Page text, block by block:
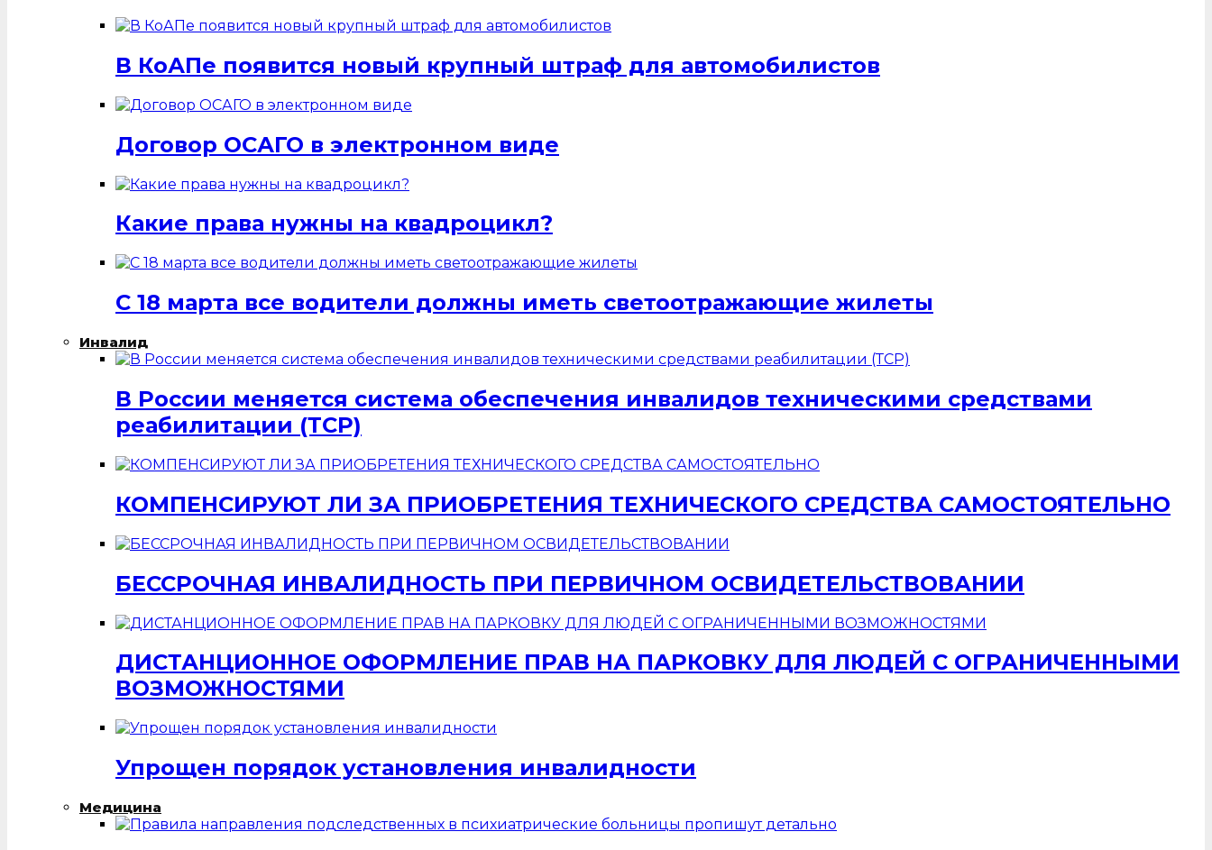
В КоАПе появится новый крупный штраф для автомобилистов
Договор ОСАГО в электронном виде
Какие права нужны на квадроцикл?
С 18 марта все водители должны иметь светоотражающие жилеты
Инвалид
В России меняется система обеспечения инвалидов техническими средствами
реабилитации (ТСР)
КОМПЕНСИРУЮТ ЛИ ЗА ПРИОБРЕТЕНИЯ ТЕХНИЧЕСКОГО СРЕДСТВА САМОСТОЯТЕЛЬНО
БЕССРОЧНАЯ ИНВАЛИДНОСТЬ ПРИ ПЕРВИЧНОМ ОСВИДЕТЕЛЬСТВОВАНИИ
ДИСТАНЦИОННОЕ ОФОРМЛЕНИЕ ПРАВ НА ПАРКОВКУ ДЛЯ ЛЮДЕЙ С ОГРАНИЧЕННЫМИ
ВОЗМОЖНОСТЯМИ
Упрощен порядок установления инвалидности
Медицина